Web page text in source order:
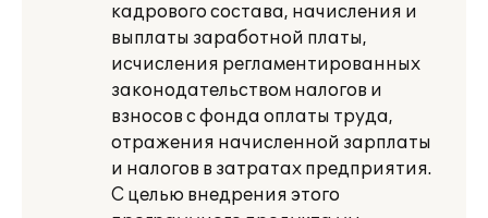
кадрового состава, начисления и
выплаты заработной платы,
исчисления регламентированных
законодательством налогов и
взносов с фонда оплаты труда,
отражения начисленной зарплаты
и налогов в затратах предприятия.
С целью внедрения этого